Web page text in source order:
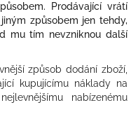
Prodávající vrátí
způsobem jen tehdy,
mu tím nevzniknou další
způsob dodání zboží,
kupujícímu náklady na
nabízenému